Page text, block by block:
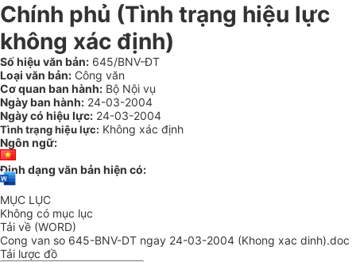
Chính phủ (Tình trạng hiệu lực
không xác định)
Số hiệu văn bản: 645/BNV-ĐT
Loại văn bản: Công văn
Cơ quan ban hành: Bộ Nội vụ
Ngày ban hành: 24-03-2004
Ngày có hiệu lực: 24-03-2004
Tình trạng hiệu lực: Không xác định
Ngôn ngữ:
Định dạng văn bản hiện có:
MỤC LỤC
Không có mục lục
Tải về (WORD)
Cong van so 645-BNV-DT ngay 24-03-2004 (Khong xac dinh).doc
Tải lược đồ